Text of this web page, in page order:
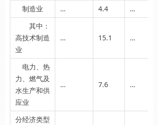
制造业
… 4.4
…
其中：
高技术制造
业
… 15.1 …
电力、热
力、燃气及
水生产和供
应业
… 7.6 …
分经济类型